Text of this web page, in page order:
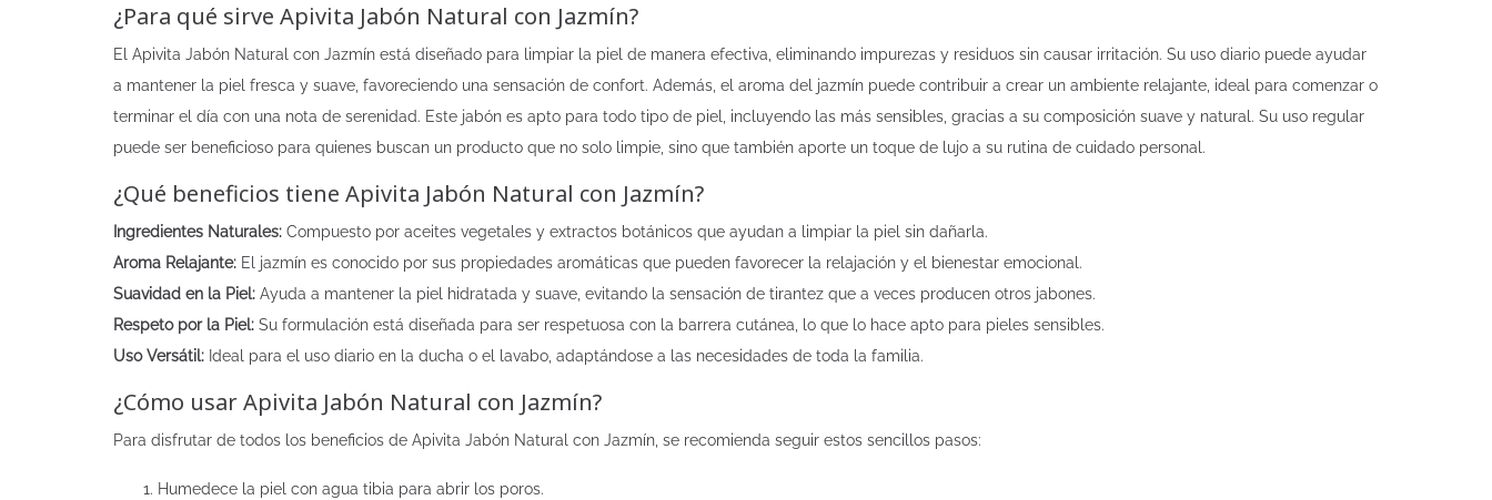
¿Para qué sirve Apivita Jabón Natural con Jazmín?
El Apivita Jabón Natural con Jazmín está diseñado para limpiar la piel de manera efectiva, eliminando impurezas y residuos sin causar irritación. Su uso diario puede ayudar
a mantener la piel fresca y suave, favoreciendo una sensación de confort. Además, el aroma del jazmín puede contribuir a crear un ambiente relajante, ideal para comenzar o
terminar el día con una nota de serenidad. Este jabón es apto para todo tipo de piel, incluyendo las más sensibles, gracias a su composición suave y natural. Su uso regular
puede ser beneficioso para quienes buscan un producto que no solo limpie, sino que también aporte un toque de lujo a su rutina de cuidado personal.
¿Qué beneficios tiene Apivita Jabón Natural con Jazmín?
Ingredientes Naturales: Compuesto por aceites vegetales y extractos botánicos que ayudan a limpiar la piel sin dañarla.
Aroma Relajante: El jazmín es conocido por sus propiedades aromáticas que pueden favorecer la relajación y el bienestar emocional.
Suavidad en la Piel: Ayuda a mantener la piel hidratada y suave, evitando la sensación de tirantez que a veces producen otros jabones.
Respeto por la Piel: Su formulación está diseñada para ser respetuosa con la barrera cutánea, lo que lo hace apto para pieles sensibles.
Uso Versátil: Ideal para el uso diario en la ducha o el lavabo, adaptándose a las necesidades de toda la familia.
¿Cómo usar Apivita Jabón Natural con Jazmín?
Para disfrutar de todos los beneficios de Apivita Jabón Natural con Jazmín, se recomienda seguir estos sencillos pasos:
Humedece la piel con agua tibia para abrir los poros.